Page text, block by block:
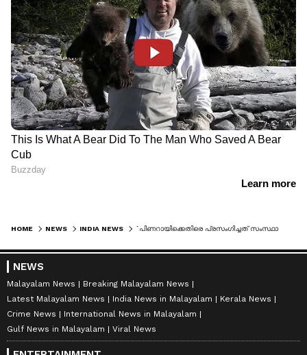
HOME NEWS INDIA NEWS
NEWS
Malayalam News
Breaking Malayalam News
Latest Malayalam News
India News in Malayalam
Kerala News
Crime News
International News in Malayalam
Gulf News in Malayalam
Viral News